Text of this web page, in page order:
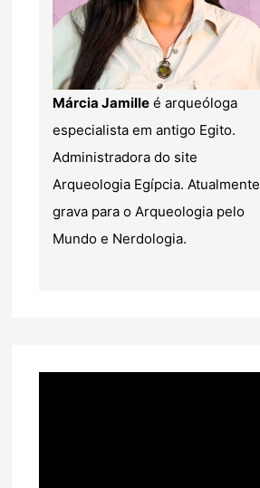
Márcia Jamille é arqueóloga
especialista em antigo Egito.
Administradora do site
Arqueologia Egípcia. Atualmente
grava para o Arqueologia pelo
Mundo e Nerdologia.